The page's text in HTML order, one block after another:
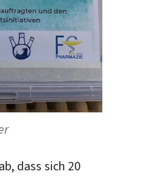
dass sich 20